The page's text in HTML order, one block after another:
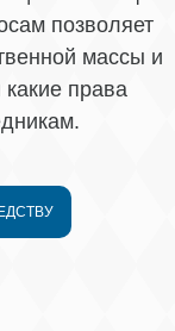
позволяет
массы и
права